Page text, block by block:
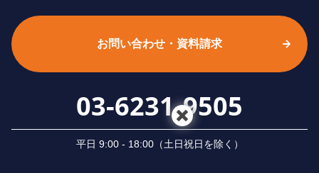
お問い合わせ・資料請求
03-6231-9505
平⽇ 9:00 - 18:00（⼟⽇祝⽇を除く）